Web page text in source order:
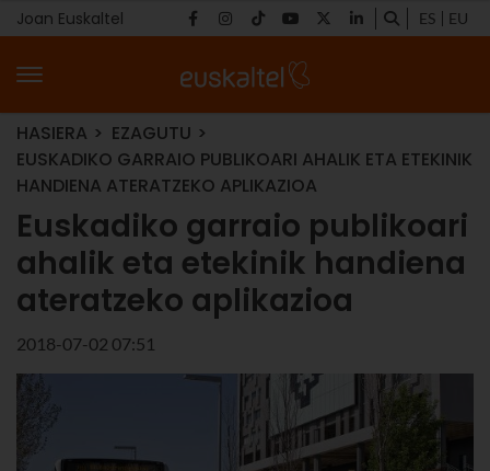
Joan Euskaltel ES EU
HASIERA
EZAGUTU
EUSKADIKO GARRAIO PUBLIKOARI AHALIK ETA ETEKINIK
HANDIENA ATERATZEKO APLIKAZIOA
Euskadiko garraio publikoari
ahalik eta etekinik handiena
ateratzeko aplikazioa
2018-07-02 07:51